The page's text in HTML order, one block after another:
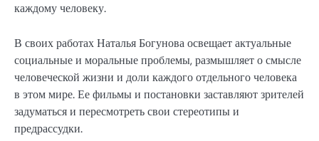
каждому человеку.
В своих работах Наталья Богунова освещает актуальные
социальные и моральные проблемы, размышляет о смысле
человеческой жизни и доли каждого отдельного человека
в этом мире. Ее фильмы и постановки заставляют зрителей
задуматься и пересмотреть свои стереотипы и
предрассудки.